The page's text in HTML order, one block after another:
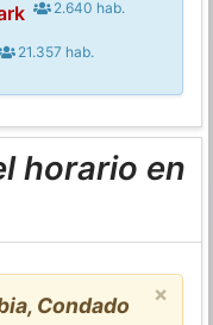
2.640 hab.
21.357 hab.
horario en
×
Condado